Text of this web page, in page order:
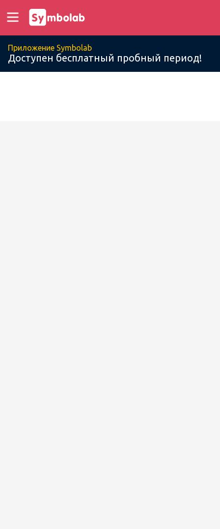
Приложение Symbolab
Доступен бесплатный пробный период!